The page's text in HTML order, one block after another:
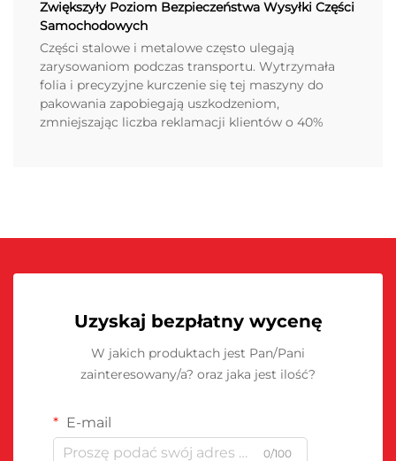
Zwiększyły Poziom Bezpieczeństwa Wysyłki Części
Samochodowych
Części stalowe i metalowe często ulegają
zarysowaniom podczas transportu. Wytrzymała
folia i precyzyjne kurczenie się tej maszyny do
pakowania zapobiegają uszkodzeniom,
zmniejszając liczba reklamacji klientów o 40%
Uzyskaj bezpłatny wycenę
W jakich produktach jest Pan/Pani
zainteresowany/a? oraz jaka jest ilość?
E-mail
0/100